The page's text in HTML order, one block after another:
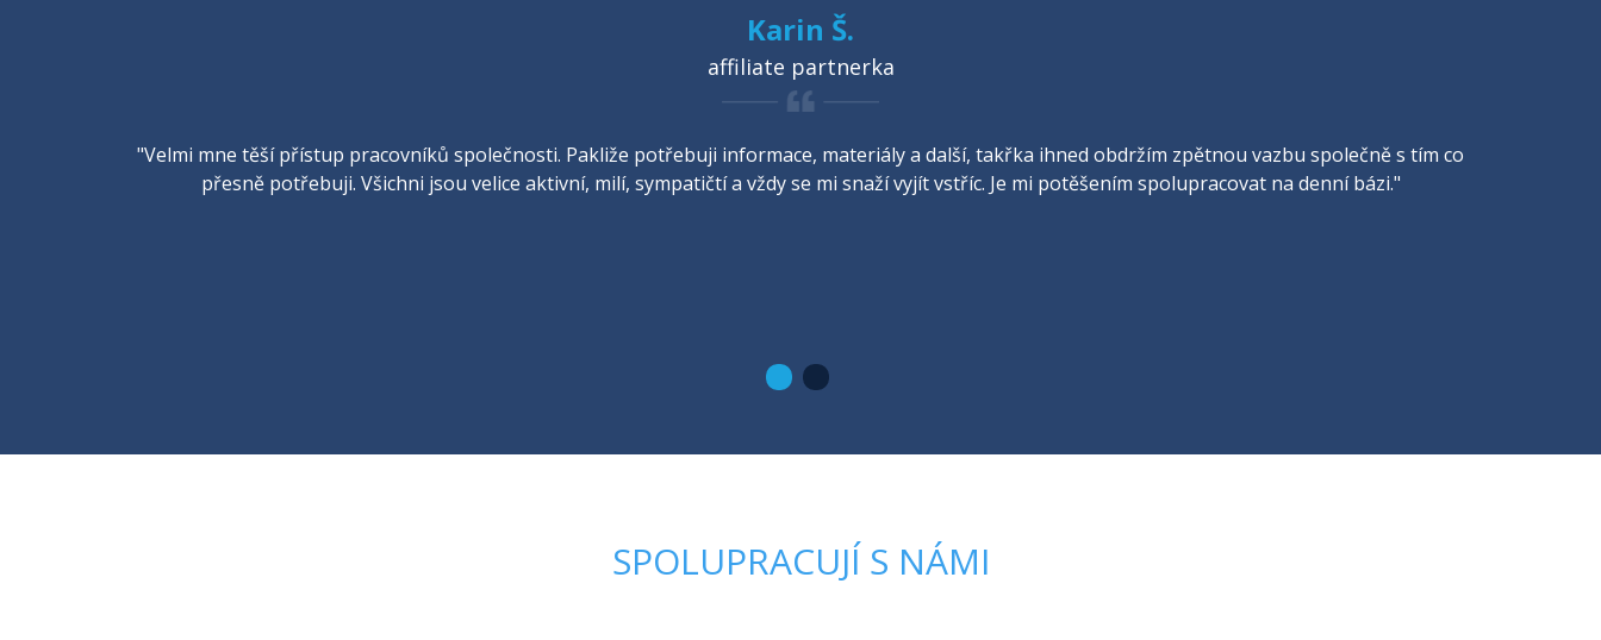
Karin Š.
affiliate partnerka
"Velmi mne těší přístup pracovníků společnosti. Pakliže potřebuji informace, materiály a další, takřka ihned obdržím zpětnou vazbu společně s tím co
přesně potřebuji. Všichni jsou velice aktivní, milí, sympatičtí a vždy se mi snaží vyjít vstříc. Je mi potěšením spolupracovat na denní bázi."
SPOLUPRACUJÍ S NÁMI